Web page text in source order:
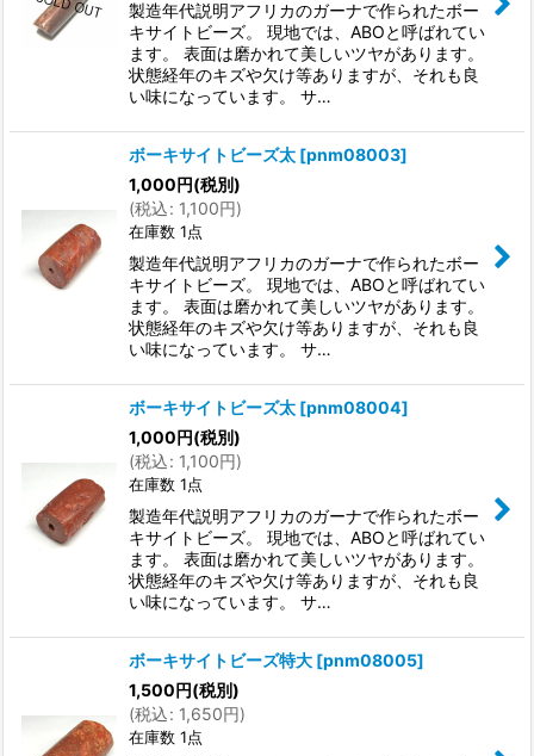
製造年代説明アフリカのガーナで作られたボー
キサイトビーズ。 現地では、ABOと呼ばれてい
ます。 表面は磨かれて美しいツヤがあります。
状態経年のキズや欠け等ありますが、それも良
い味になっています。 サ…
ボーキサイトビーズ太 [pnm08003]
1,000円(税別)
(税込: 1,100円)
在庫数 1点
製造年代説明アフリカのガーナで作られたボー
キサイトビーズ。 現地では、ABOと呼ばれてい
ます。 表面は磨かれて美しいツヤがあります。
状態経年のキズや欠け等ありますが、それも良
い味になっています。 サ…
ボーキサイトビーズ太 [pnm08004]
1,000円(税別)
(税込: 1,100円)
在庫数 1点
製造年代説明アフリカのガーナで作られたボー
キサイトビーズ。 現地では、ABOと呼ばれてい
ます。 表面は磨かれて美しいツヤがあります。
状態経年のキズや欠け等ありますが、それも良
い味になっています。 サ…
ボーキサイトビーズ特大 [pnm08005]
1,500円(税別)
(税込: 1,650円)
在庫数 1点